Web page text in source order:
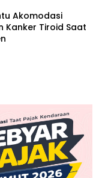
Akomodasi
Kanker Tiroid Saat